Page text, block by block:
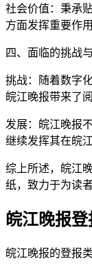
社会价值：秉承
方面发挥重要作用
四、面临的挑战
挑战：随着数字
皖江晚报带来了
发展：皖江晚报
继续发挥其在皖
综上所述，皖江
纸，致力于为读
皖江晚报登
皖江晚报的登报